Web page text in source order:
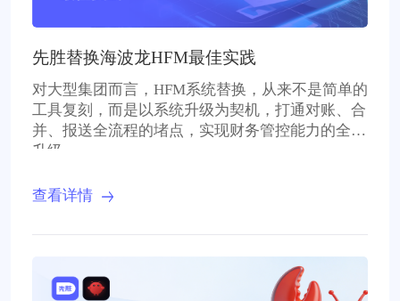
先胜替换海波龙HFM最佳实践
对大型集团而言，HFM系统替换，从来不是简单的
工具复刻，而是以系统升级为契机，打通对账、合
并、报送全流程的堵点，实现财务管控能力的全面
升级。
查看详情